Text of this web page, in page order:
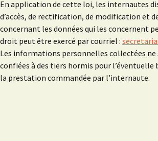
En application de cette loi, les internautes
d’accès, de rectification, de modification et
concernant les données qui les concernent
droit peut être exercé par courriel :
Les informations personnelles collectées ne
confiées à des tiers hormis pour l’éventuelle
la prestation commandée par l’internaute.